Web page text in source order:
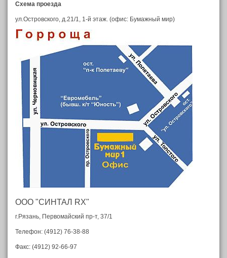
Схема проезда
ул.Островского, д.21/1, 1-й этаж. (офис: Бумажный мир)
ООО "СИНТАЛ RX"
г.Рязань, Первомайский пр-т, 37/1
Телефон: (4912) 76-38-88
Факс: (4912) 92-66-97